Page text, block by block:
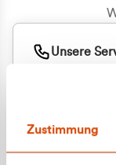
Zustimmung
Unsere
+49 177